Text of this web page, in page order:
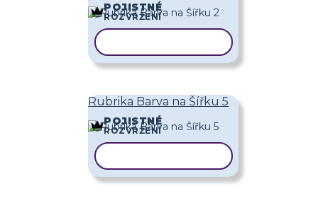
POJISTNÉ
ROZVRŽENÍ
Rubrika Barva na Šířku 5
POJISTNÉ
ROZVRŽENÍ